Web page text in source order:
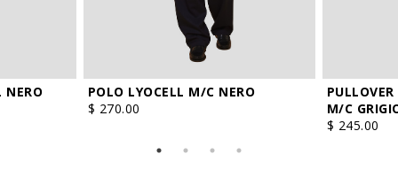
NERO
POLO LYOCELL M/C NERO
$ 270.00
M/C
$ 245.00